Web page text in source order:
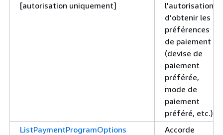
[autorisation uniquement]
l'autorisation
d’obtenir les
préférences
de paiement
(devise de
paiement
préférée,
mode de
paiement
préféré, etc.)
ListPaymentProgramOptions
Accorde